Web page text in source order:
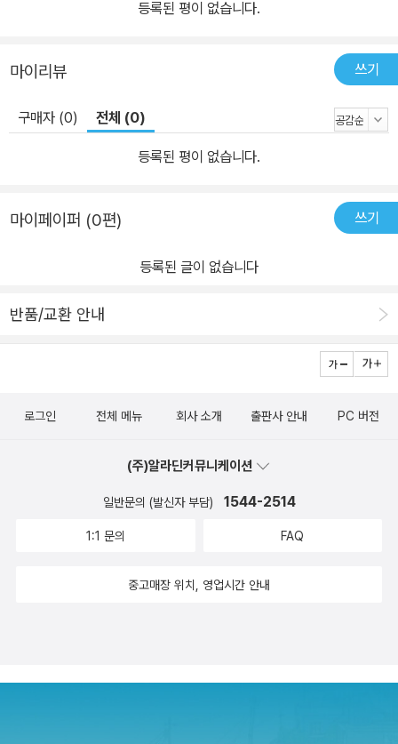
등록된 평이 없습니다.
마이리뷰 쓰기
구매자 (0) 전체 (0)
등록된 평이 없습니다.
마이페이퍼 (0편) 쓰기
등록된 글이 없습니다
반품/교환 안내
로그인 전체 메뉴 회사 소개 출판사 안내 PC 버전
(주)알라딘커뮤니케이션
일반문의 (발신자 부담) 1544-2514
1:1 문의 FAQ
중고매장 위치, 영업시간 안내